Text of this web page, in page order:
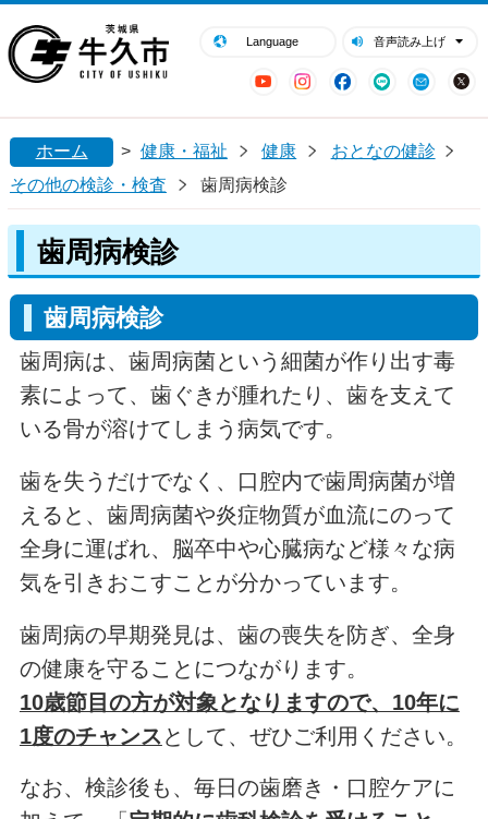
Language 音声読み上げ
YouTubeInstagram
Facebook
LINE Mail
閉じる
ホーム > 健康・福祉 健康
おとなの健診
その他の検診・検査
歯周病検診
歯周病検診
歯周病検診
歯周病は、歯周病菌という細菌が作り出す毒
素によって、歯ぐきが腫れたり、歯を支えて
いる骨が溶けてしまう病気です。
歯を失うだけでなく、口腔内で歯周病菌が増
えると、歯周病菌や炎症物質が血流にのって
全身に運ばれ、脳卒中や心臓病など様々な病
気を引きおこすことが分かっています。
歯周病の早期発見は、歯の喪失を防ぎ、全身
の健康を守ることにつながります。
10歳節目の方が対象となりますので、10年に
1度のチャンス として、ぜひご利用ください。
なお、検診後も、毎日の歯磨き・口腔ケアに